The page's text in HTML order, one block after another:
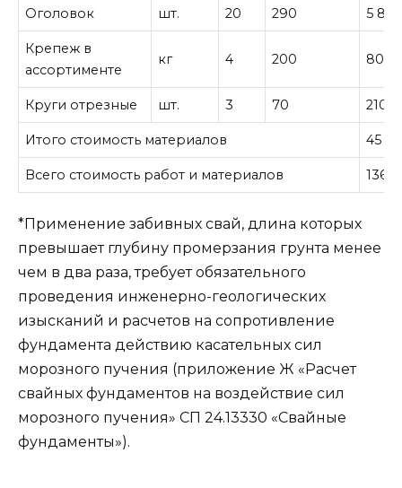
Оголовок шт. 20 290 5
Крепеж в
ассортименте
кг 4 200 800
Круги отрезные шт. 3 70 210
Итого стоимость материалов 45
Всего стоимость работ и материалов 136
*Применение забивных свай, длина которых
превышает глубину промерзания грунта менее
чем в два раза, требует обязательного
проведения инженерно-геологических
изысканий и расчетов на сопротивление
фундамента действию касательных сил
морозного пучения (приложение Ж «Расчет
свайных фундаментов на воздействие сил
морозного пучения» СП 24.13330 «Свайные
фундаменты»).​